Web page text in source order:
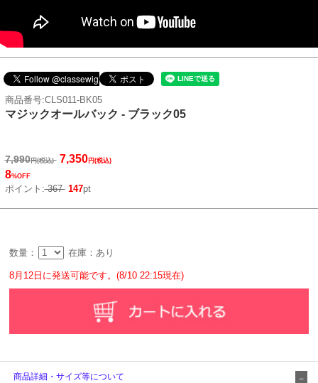
商品番号:CLS011-BK05
マジックオールバック - ブラック05
7,990円(税込) 7,350円(税込)
8%OFF
ポイント:367 147pt
数量： 在庫：あり
8月12日に発送可能です。(8/10 22:15現在)
商品詳細・サイズ等について